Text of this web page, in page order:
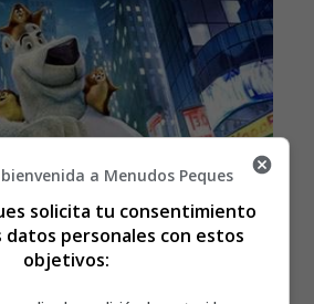
a Menudos Peques
solicita tu consentimiento
datos personales con estos
objetivos: